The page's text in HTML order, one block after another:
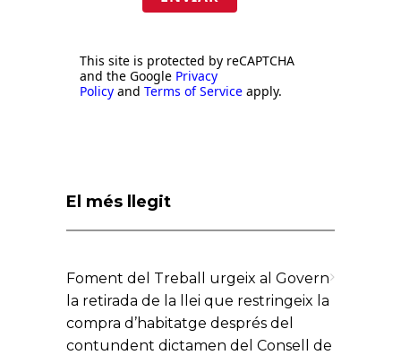
This site is protected by reCAPTCHA
and the Google Privacy
Policy and Terms of Service apply.
El més llegit
Foment del Treball urgeix al Govern
la retirada de la llei que restringeix la
compra d’habitatge després del
contundent dictamen del Consell de